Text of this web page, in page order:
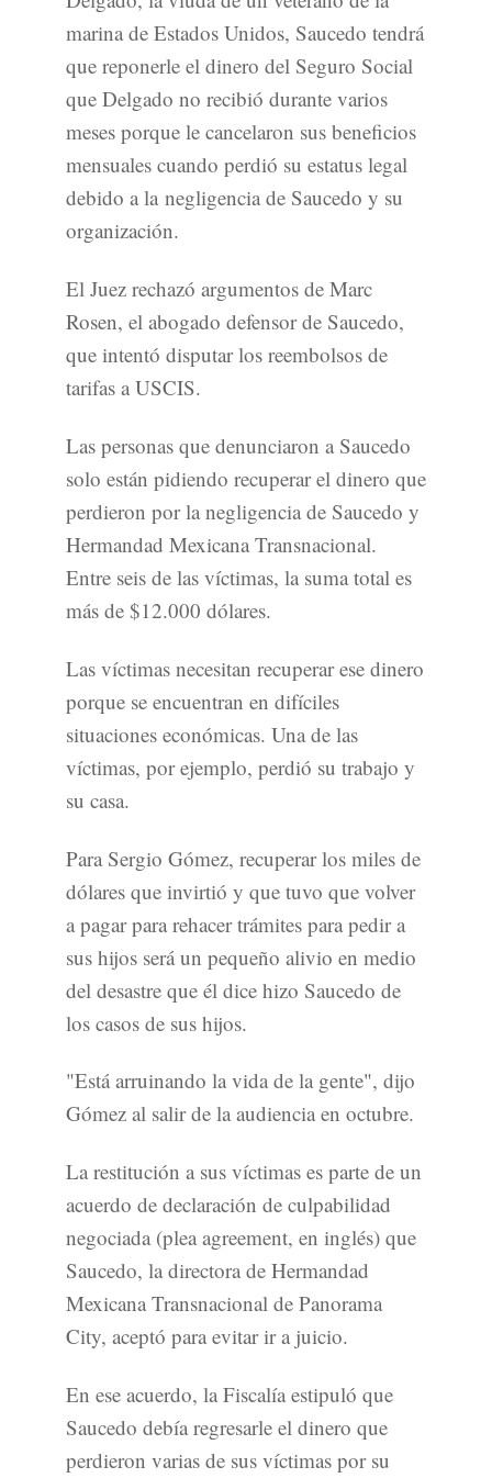
marina de Estados Unidos, Saucedo tendrá
que reponerle el dinero del Seguro Social
que Delgado no recibió durante varios
meses porque le cancelaron sus beneficios
mensuales cuando perdió su estatus legal
debido a la negligencia de Saucedo y su
organización.
El Juez rechazó argumentos de Marc
Rosen, el abogado defensor de Saucedo,
que intentó disputar los reembolsos de
tarifas a USCIS.
Las personas que denunciaron a Saucedo
solo están pidiendo recuperar el dinero que
perdieron por la negligencia de Saucedo y
Hermandad Mexicana Transnacional.
Entre seis de las víctimas, la suma total es
más de $12.000 dólares.
Las víctimas necesitan recuperar ese dinero
porque se encuentran en difíciles
situaciones económicas. Una de las
víctimas, por ejemplo, perdió su trabajo y
su casa.
Para Sergio Gómez, recuperar los miles de
dólares que invirtió y que tuvo que volver
a pagar para rehacer trámites para pedir a
sus hijos será un pequeño alivio en medio
del desastre que él dice hizo Saucedo de
los casos de sus hijos.
"Está arruinando la vida de la gente", dijo
Gómez al salir de la audiencia en octubre.
La restitución a sus víctimas es parte de un
acuerdo de declaración de culpabilidad
negociada (plea agreement, en inglés) que
Saucedo, la directora de Hermandad
Mexicana Transnacional de Panorama
City, aceptó para evitar ir a juicio.
En ese acuerdo, la Fiscalía estipuló que
Saucedo debía regresarle el dinero que
perdieron varias de sus víctimas por su